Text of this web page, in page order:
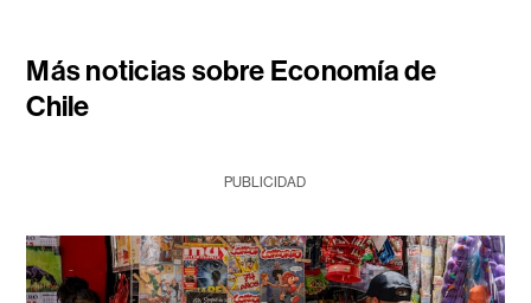
Más noticias sobre Economía de
Chile
PUBLICIDAD